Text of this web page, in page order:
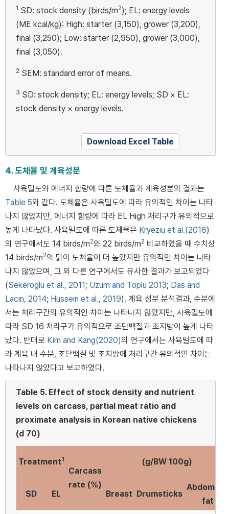
1 SD: stock density (birds/m2); EL: energy levels
(ME kcal/kg): High: starter (3,150), grower (3,200),
final (3,250); Low: starter (2,950), grower (3,000),
final (3,050).
2 SEM: standard error of means.
3 SD: stock density; EL: energy levels; SD × EL:
stock density × energy levels.
Download Excel Table
4. 도체율 및 계육성분
사육밀도와 에너지 함량에 따른 도체율과 계육성분의 결과는
Table 5와 같다. 도체율은 사육밀도에 따라 유의적인 차이는 나타
나지 않았지만, 에너지 함량에 따라 EL High 처리구가 유의적으로
높게 나타났다. 사육밀도에 따른 도체율은 Kryeziu et al.(2018)
의 연구에서도 14 birds/m2와 22 birds/m2 비교하였을 때 수치상
14 birds/m2의 닭이 도체율이 더 높았지만 유의적인 차이는 나타
나지 않았으며, 그 외 다른 연구에서도 유사한 결과가 보고되었다
(Sekeroglu et al., 2011; Uzum and Toplu 2013; Das and
Lacin, 2014; Hussein et al., 2019). 계육 성분 분석결과, 수분에
서는 처리구간의 유의적인 차이는 나타나지 않았지만, 사육밀도에
따라 SD 16 처리구가 유의적으로 조단백질과 조지방이 높게 나타
났다. 반대로 Kim and Kang(2020)의 연구에서는 사육밀도에 따
라 계육 내 수분, 조단백질 및 조지방에 처리구간 유의적인 차이는
나타나지 않았다고 보고하였다.
Table 5. Effect of stock density and nutrient
levels on carcass, partial meat ratio and
proximate analysis in Korean native chickens
(d 70)
Treatment1
Carcass
rate (%)
(g/BW 100g)
SD EL Breast Drumsticks
Abdominal
fat